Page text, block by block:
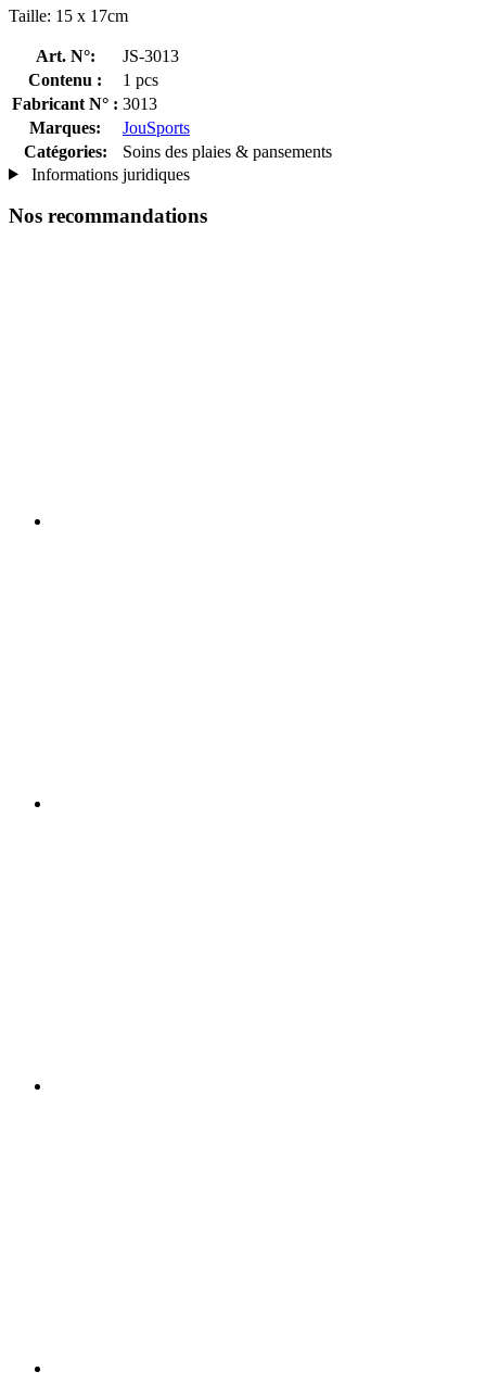
Taille: 15 x 17cm
Art. N°:
JS-3013
Contenu :
1 pcs
Fabricant N° : 3013
Marques:
JouSports
Catégories:
Soins des plaies & pansements
Informations juridiques
Nos recommandations